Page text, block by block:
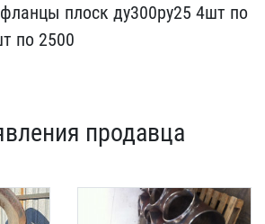
плоск ду300ру25 4шт ​по
по 2​500
продавца